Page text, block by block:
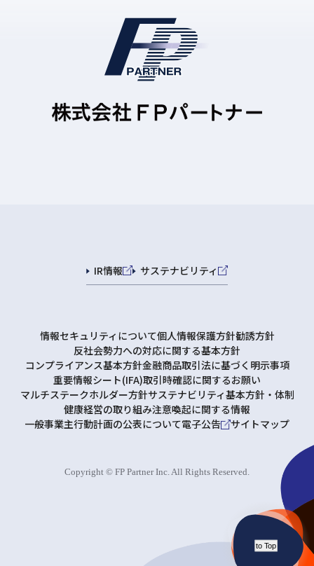
to Top
IR情報 サステナビリティ
情報セキュリティについて個人情報保護方針勧誘方針
反社会勢力への対応に関する基本方針
コンプライアンス基本方針金融商品取引法に基づく明示事項
重要情報シート(IFA)取引時確認に関するお願い
マルチステークホルダー方針サステナビリティ基本方針・体制
健康経営の取り組み注意喚起に関する情報
一般事業主行動計画の公表について電子公告 サイトマップ
Copyright © FP Partner Inc. All Rights Reserved.